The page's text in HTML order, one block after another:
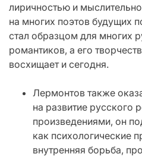
лиричностью и
на многих поэтов будущих
стал образцом для многих
романтиков, а его
восхищает и сегодня.
Лермонтов также
на развитие русского
произведениями, он
как психологические
внутренняя борьба,